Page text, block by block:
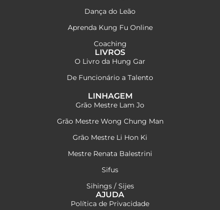
Dança do Leão
Aprenda Kung Fu Online
Coaching
LIVROS
O Livro da Hung Gar
De Funcionário a Talento
LINHAGEM
Grão Mestre Lam Jo
Grão Mestre Wong Chung Man
Grão Mestre Li Hon Ki
Mestre Renata Balestrini
Sifus
Sihings / Sijes
AJUDA
Política de Privacidade